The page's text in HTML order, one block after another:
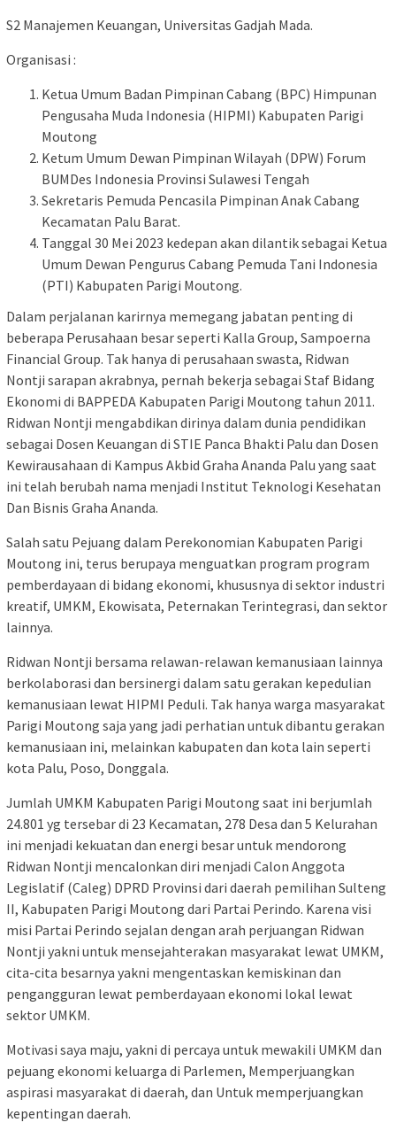
S2 Manajemen Keuangan, Universitas Gadjah Mada.
Organisasi :
Ketua Umum Badan Pimpinan Cabang (BPC) Himpunan
Pengusaha Muda Indonesia (HIPMI) Kabupaten Parigi
Moutong
Ketum Umum Dewan Pimpinan Wilayah (DPW) Forum
BUMDes Indonesia Provinsi Sulawesi Tengah
Sekretaris Pemuda Pencasila Pimpinan Anak Cabang
Kecamatan Palu Barat.
Tanggal 30 Mei 2023 kedepan akan dilantik sebagai Ketua
Umum Dewan Pengurus Cabang Pemuda Tani Indonesia
(PTI) Kabupaten Parigi Moutong.
Dalam perjalanan karirnya memegang jabatan penting di
beberapa Perusahaan besar seperti Kalla Group, Sampoerna
Financial Group. Tak hanya di perusahaan swasta, Ridwan
Nontji sarapan akrabnya, pernah bekerja sebagai Staf Bidang
Ekonomi di BAPPEDA Kabupaten Parigi Moutong tahun 2011.
Ridwan Nontji mengabdikan dirinya dalam dunia pendidikan
sebagai Dosen Keuangan di STIE Panca Bhakti Palu dan Dosen
Kewirausahaan di Kampus Akbid Graha Ananda Palu yang saat
ini telah berubah nama menjadi Institut Teknologi Kesehatan
Dan Bisnis Graha Ananda.
Salah satu Pejuang dalam Perekonomian Kabupaten Parigi
Moutong ini, terus berupaya menguatkan program program
pemberdayaan di bidang ekonomi, khususnya di sektor industri
kreatif, UMKM, Ekowisata, Peternakan Terintegrasi, dan sektor
lainnya.
Ridwan Nontji bersama relawan-relawan kemanusiaan lainnya
berkolaborasi dan bersinergi dalam satu gerakan kepedulian
kemanusiaan lewat HIPMI Peduli. Tak hanya warga masyarakat
Parigi Moutong saja yang jadi perhatian untuk dibantu gerakan
kemanusiaan ini, melainkan kabupaten dan kota lain seperti
kota Palu, Poso, Donggala.
Jumlah UMKM Kabupaten Parigi Moutong saat ini berjumlah
24.801 yg tersebar di 23 Kecamatan, 278 Desa dan 5 Kelurahan
ini menjadi kekuatan dan energi besar untuk mendorong
Ridwan Nontji mencalonkan diri menjadi Calon Anggota
Legislatif (Caleg) DPRD Provinsi dari daerah pemilihan Sulteng
II, Kabupaten Parigi Moutong dari Partai Perindo. Karena visi
misi Partai Perindo sejalan dengan arah perjuangan Ridwan
Nontji yakni untuk mensejahterakan masyarakat lewat UMKM,
cita-cita besarnya yakni mengentaskan kemiskinan dan
pengangguran lewat pemberdayaan ekonomi lokal lewat
sektor UMKM.
Motivasi saya maju, yakni di percaya untuk mewakili UMKM dan
pejuang ekonomi keluarga di Parlemen, Memperjuangkan
aspirasi masyarakat di daerah, dan Untuk memperjuangkan
kepentingan daerah.